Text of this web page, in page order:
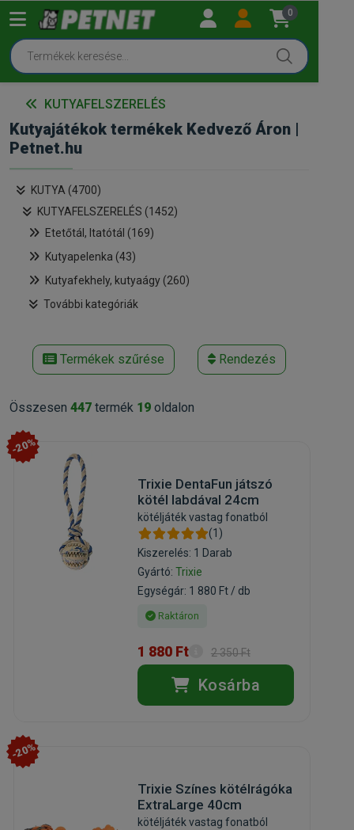
0
KUTYAFELSZERELÉS
Kutyajátékok termékek Kedvező Áron |
Petnet.hu
KUTYA (4700)
KUTYAFELSZERELÉS (1452)
Etetőtál, Itatótál (169)
Kutyapelenka (43)
Kutyafekhely, kutyaágy (260)
További kategóriák
Termékek szűrése Rendezés
Összesen 447 termék 19 oldalon
-20%
Trixie DentaFun játszó
kötél labdával 24cm
kötéljáték vastag fonatból
(1)
Kiszerelés: 1 Darab
Gyártó: Trixie
Egységár: 1 880 Ft / db
Raktáron
1 880 Ft 2 350 Ft
Kosárba
-20%
Trixie Színes kötélrágóka
ExtraLarge 40cm
kötéljáték vastag fonatból